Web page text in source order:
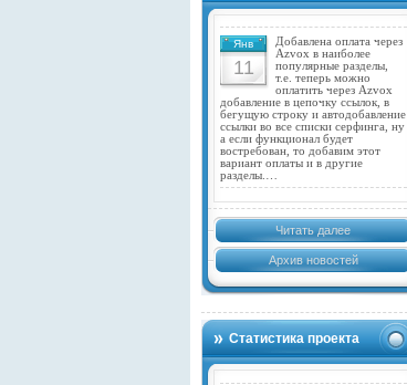
Янв
11
Добавлена оплата через
Azvox в наиболее
популярные разделы,
т.е. теперь можно
оплатить через Azvox
добавление в цепочку ссылок, в
бегущую строку и автодобавление
ссылки во все списки серфинга, ну
а если функционал будет
востребован, то добавим этот
вариант оплаты и в другие
разделы.…
Читать далее
Архив новостей
Статистика проекта